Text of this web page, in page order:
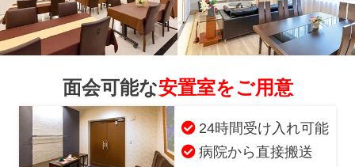
面会可能な安置室をご用意
24時間受け入れ可能
病院から直接搬送